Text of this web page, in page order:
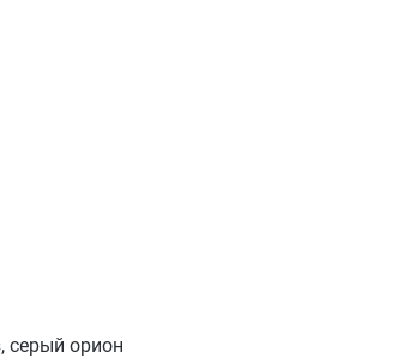
серый орион